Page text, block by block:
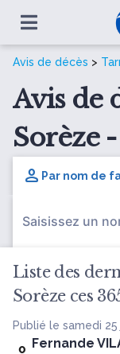
Avis de décès >
Avis de
Sorèze
Par nom de
Liste des
Sorèze ces
Publié le samedi
Fernande